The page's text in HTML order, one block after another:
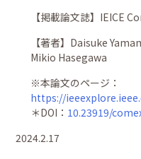
【掲載論文誌】IEICE
【著者】Daisuke
Mikio Hasegawa
※本論文のページ：
https://
＊DOI： 10.23919/
2024.2.17